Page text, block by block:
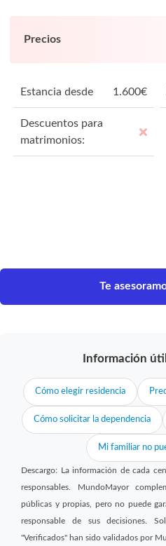
Precios
Estancia desde 1.600€
Descuentos para
matrimonios:
Te
Información
Cómo elegir residencia
Cómo solicitar la dependencia
Mi familiar no
Descargo: La información de cada
responsables. MundoMayor
públicas y propias, pero no puede
responsable de sus decisiones.
"Verificados" han sido validados por